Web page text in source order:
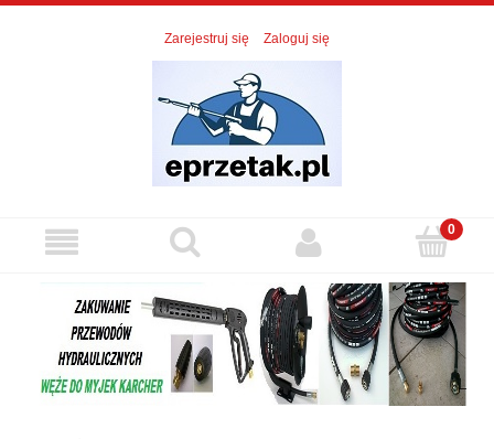
Zarejestruj się Zaloguj się